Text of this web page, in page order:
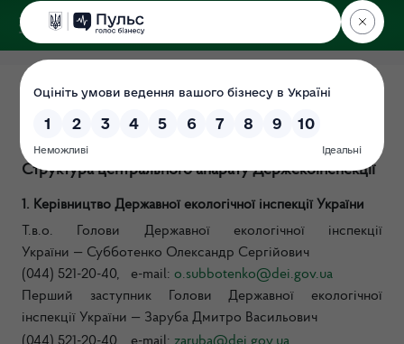
ДЕРЖЕКОІНСПЕКЦІЯ
Центральний апарат
Структурацентрального апаратуДержекоінспекції
1. Керівництво Державної екологічної інспекції України
Т.в.о. Голови Державної екологічної інспекції
України — Субботенко Олександр Сергійович
(044) 521-20-40, e-mail: o.subbotenko@dei.gov.ua
Перший заступник Голови Державної екологічної
інспекції України — Заруба Дмитро Васильович